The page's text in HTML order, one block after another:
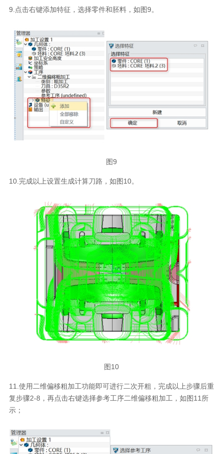
9.点击右键添加特征，选择零件和胚料，如图9。
图9
10.完成以上设置生成计算刀路，如图10。
图10
11.使用二维偏移粗加工功能即可进行二次开粗，完成以上步骤后重
复步骤2-8，再点击右键选择参考工序二维偏移粗加工，如图11所
示；